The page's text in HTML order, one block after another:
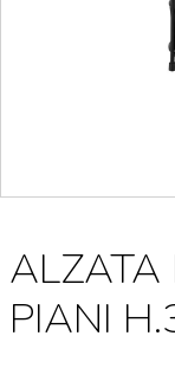
ALZATA
PIANI